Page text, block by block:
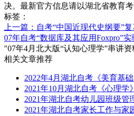
决。最新官方信息请以湖北省教育
标签：
上一篇：自考“中国近现代史纲要”
07年自考“数据库及其应用Foxpro”
"07年4月北大版“认知心理学”串讲
相关文章推荐
2022年4月湖北自考《美育基
2021年10月湖北自考《心理
2021年湖北自考幼儿园班级管
2021年湖北自考家长工作与家